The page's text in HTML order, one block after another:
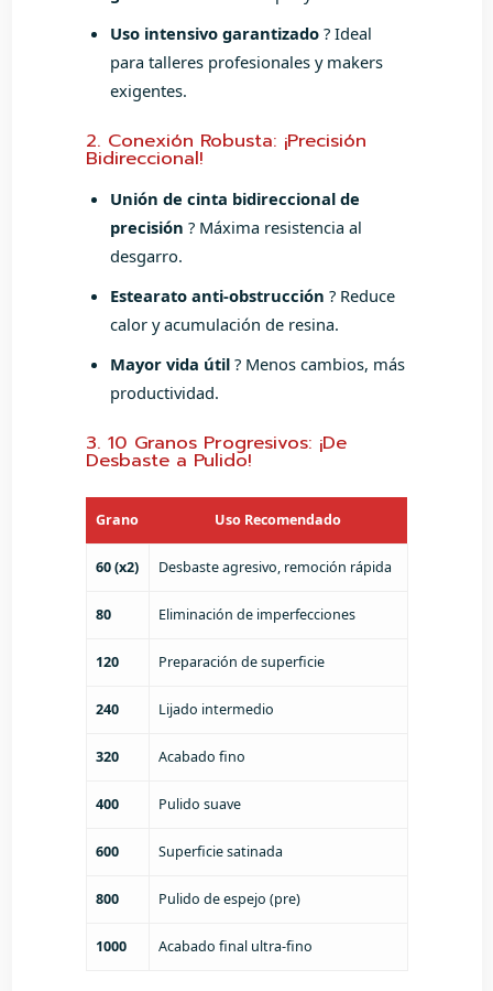
Uso intensivo garantizado ? Ideal
para talleres profesionales y makers
exigentes.
2. Conexión Robusta: ¡Precisión
Bidireccional!
Unión de cinta bidireccional de
precisión ? Máxima resistencia al
desgarro.
Estearato anti-obstrucción ? Reduce
calor y acumulación de resina.
Mayor vida útil ? Menos cambios, más
productividad.
3. 10 Granos Progresivos: ¡De
Desbaste a Pulido!
Grano Uso Recomendado
60 (x2) Desbaste agresivo, remoción rápida
80 Eliminación de imperfecciones
120 Preparación de superficie
240 Lijado intermedio
320 Acabado fino
400 Pulido suave
600 Superficie satinada
800 Pulido de espejo (pre)
1000 Acabado final ultra-fino